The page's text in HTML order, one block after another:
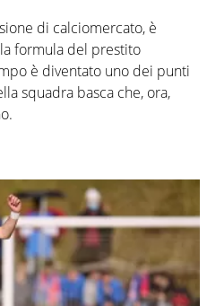
di calciomercato, è
formula del prestito
è diventato uno dei punti
squadra basca che, ora,